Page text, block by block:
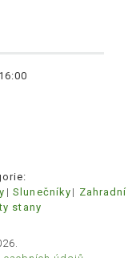
Slunečníky
Zahradní
stany